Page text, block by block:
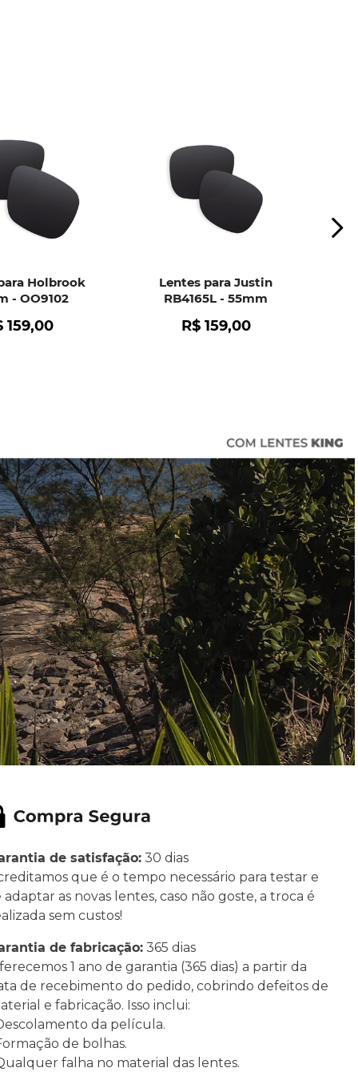
Holbrook
- OO9102
159,00
Lentes para Justin
RB4165L - 55mm
R$ 159,00
de satisfação:30 dias
que é o tempo necessário para testar e
adaptar as novas lentes, caso não goste, a troca é
sem custos!
de fabricação:365 dias
1 ano de garantia (365 dias) a partir da
de recebimento do pedido, cobrindo defeitos de
e fabricação. Isso inclui:
da película.
de bolhas.
falha no material das lentes.